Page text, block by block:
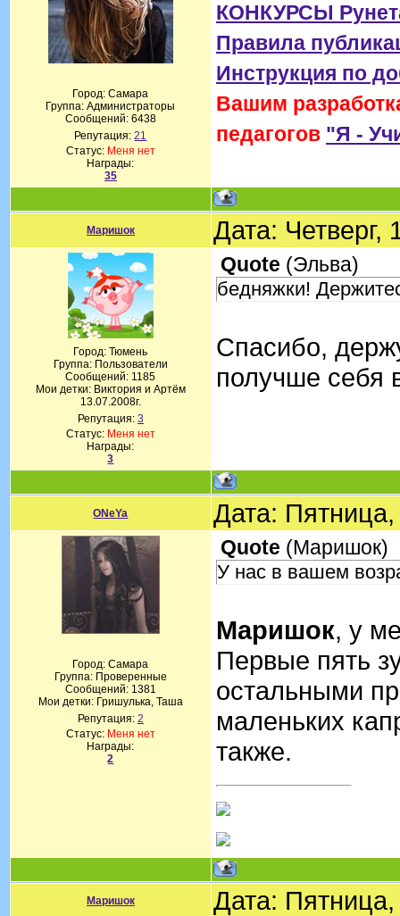
Город: Самара
Группа: Администраторы
Сообщений: 6438
Репутация:21
Статус: Меня нет
Награды:
35
КОНКУРСЫ
Правила
Инструкция по
Вашим
педагогов "Я -
Маришок Дата:
Город: Тюмень
Группа: Пользователи
Сообщений: 1185
Мои детки: Виктория и Артём
13.07.2008г.
Репутация: 3
Статус: Меня нет
Награды:
3
Quote (Эльва)
бедняжки!
Спасибо,
получше себя
ONeYa Дата:
Город: Самара
Группа: Проверенные
Сообщений: 1381
Мои детки: Гришулька, Таша
Репутация: 2
Статус: Меня нет
Награды:
2
Quote (Маришок)
У нас в вашем
Маришок, у
Первые пять
остальными
маленьких
также.
Маришок Дата: